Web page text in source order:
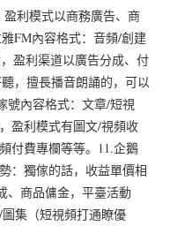
利模式以商務廣告、商
FM內容格式：音頻/創建
盈利渠道以廣告分成、付
，擅長播音朗誦的，可以
號內容格式：文章/短視
盈利模式有圖文/視頻收
付費專欄等等。11.企鵝
：獨傢的話，收益單價相
、商品傭金，平臺活動
集（短視頻打通瞭優